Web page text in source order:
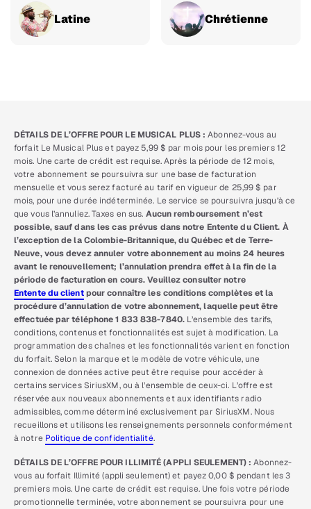
Latine Chrétienne
DÉTAILS DE L’OFFRE POUR LE MUSICAL PLUS : Abonnez-vous au
forfait Le Musical Plus et payez 5,99 $ par mois pour les premiers 12
mois. Une carte de crédit est requise. Après la période de 12 mois,
votre abonnement se poursuivra sur une base de facturation
mensuelle et vous serez facturé au tarif en vigueur de 25,99 $ par
mois, pour une durée indéterminée. Le service se poursuivra jusqu’à ce
que vous l’annuliez. Taxes en sus. Aucun remboursement n’est
possible, sauf dans les cas prévus dans notre Entente du Client. À
l’exception de la Colombie-Britannique, du Québec et de Terre-
Neuve, vous devez annuler votre abonnement au moins 24 heures
avant le renouvellement; l’annulation prendra effet à la fin de la
période de facturation en cours. Veuillez consulter notre
Entente du clientpour connaître les conditions complètes et la
procédure d’annulation de votre abonnement, laquelle peut être
effectuée par téléphone 1 833 838-7840.L’ensemble des tarifs,
conditions, contenus et fonctionnalités est sujet à modification. La
programmation des chaînes et les fonctionnalités varient en fonction
du forfait. Selon la marque et le modèle de votre véhicule, une
connexion de données active peut être requise pour accéder à
certains services SiriusXM, ou à l’ensemble de ceux-ci. L’offre est
réservée aux nouveaux abonnements et aux identifiants radio
admissibles, comme déterminé exclusivement par SiriusXM. Nous
recueillons et utilisons les renseignements personnels conformément
à notre Politique de confidentialité.
DÉTAILS DE L’OFFRE POUR ILLIMITÉ (APPLI SEULEMENT) : Abonnez-
vous au forfait Illimité (appli seulement) et payez 0,00 $ pendant les 3
premiers mois. Une carte de crédit est requise. Une fois votre période
promotionnelle terminée, votre abonnement se poursuivra pour une